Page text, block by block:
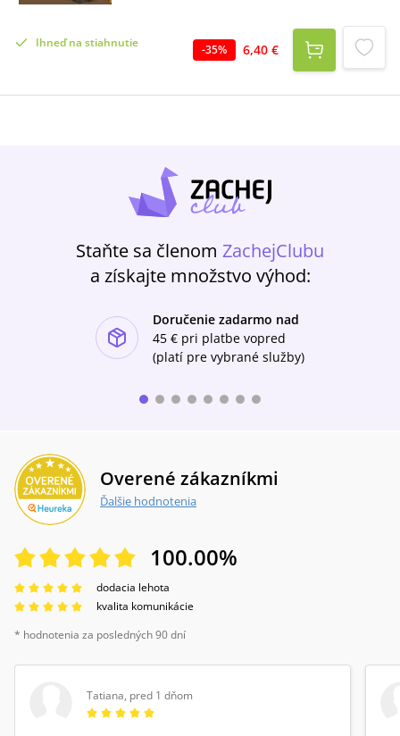
Stretne tu postupne niekoľko veľkých
osobností svetovej vedy, umenia aj politiky, a
ktovie, možno ho čaká aj prekvapivá lekcia o
Ihneď na stiahnutie -35% 6,40 €
Staňte sa členom ZachejClubu
a získajte množstvo výhod:
Doručenie zadarmo nad
45 € pri platbe vopred
(platí pre vybrané služby)
Overené zákazníkmi
Ďalšie hodnotenia
100.00%
dodacia lehota
kvalita komunikácie
* hodnotenia za posledných 90 dní
Tatiana, pred 1 dňom